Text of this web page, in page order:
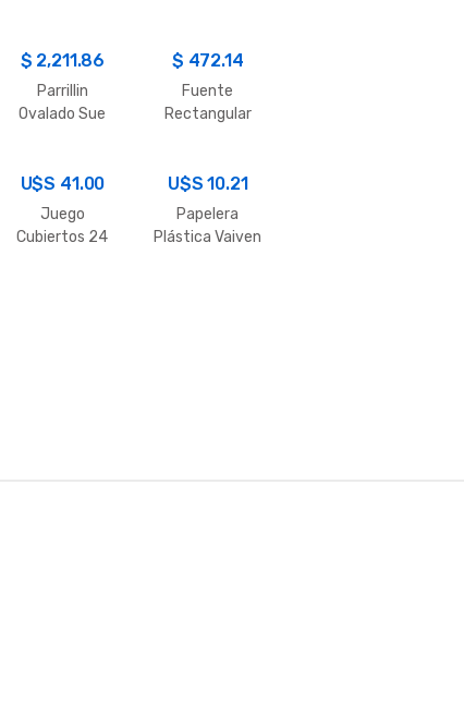
$ 2,211.86
Parrillin
Ovalado Sue
$ 472.14
Fuente
Rectangular
U$S 41.00
Juego
Cubiertos 24
U$S10.21
Papelera
Plástica Vaiven